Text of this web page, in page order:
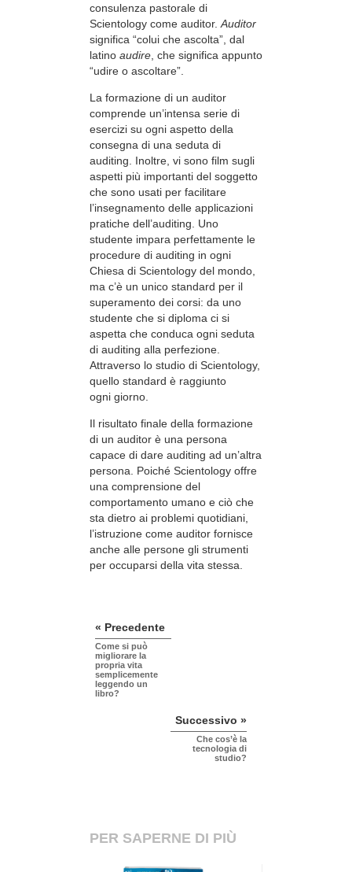
consulenza pastorale di
Scientology come auditor. Auditor
significa “colui che ascolta”, dal
latino audire , che significa appunto
“udire o ascoltare”.
La formazione di un auditor
comprende un’intensa serie di
esercizi su ogni aspetto della
consegna di una seduta di
auditing. Inoltre, vi sono film sugli
aspetti più importanti del soggetto
che sono usati per facilitare
l’insegnamento delle applicazioni
pratiche dell’auditing. Uno
studente impara perfettamente le
procedure di auditing in ogni
Chiesa di Scientology del mondo,
ma c’è un unico standard per il
superamento dei corsi: da uno
studente che si diploma ci si
aspetta che conduca ogni seduta
di auditing alla perfezione.
Attraverso lo studio di Scientology,
quello standard è raggiunto
ogni giorno.
Il risultato finale della formazione
di un auditor è una persona
capace di dare auditing ad un’altra
persona. Poiché Scientology offre
una comprensione del
comportamento umano e ciò che
sta dietro ai problemi quotidiani,
l’istruzione come auditor fornisce
anche alle persone gli strumenti
per occuparsi della vita stessa.
« Precedente
Come si può
migliorare la
propria vita
semplicemente
leggendo un
libro?
Successivo »
Che cos’è la
tecnologia di
studio?
PER SAPERNE DI PIÙ